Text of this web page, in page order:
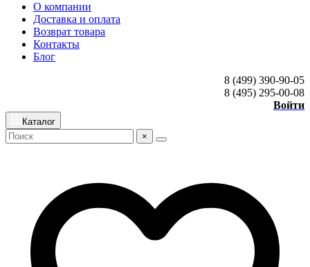
О компании
Доставка и оплата
Возврат товара
Контакты
Блог
8 (499) 390-90-05
8 (495) 295-00-08
Войти
Каталог
×